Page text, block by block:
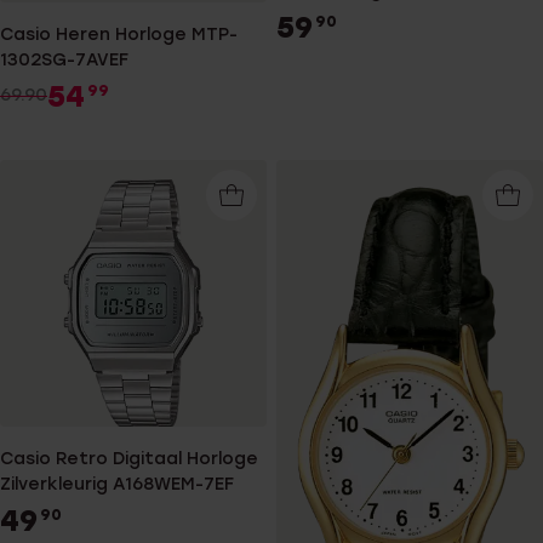
Casio Heren Horloge MTP-
1302SG-7AVEF
69.9054 99
59 90
Casio Retro Digitaal Horloge
Zilverkleurig A168WEM-7EF
49 90